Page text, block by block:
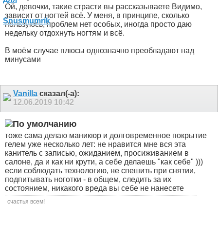
Ой, девочки, такие страсти вы рассказываете Видимо,
зависит от ногтей всё. У меня, в принципе, сколько
пользуюсь, проблем нет особых, иногда просто даю
недельку отдохнуть ногтям и всё.
В моём случае плюсы однозначно преобладают над
минусами
Vanilla сказал(-а):
12.06.2019 10:42
тоже сама делаю маникюр и долговременное покрытие
гелем уже несколько лет: не нравится мне вся эта
канитель с записью, ожиданием, просиживанием в
салоне, да и как ни крути, а себе делаешь "как себе" )))
если соблюдать технологию, не спешить при снятии,
подпитывать ноготки - в общем, следить за их
состоянием, никакого вреда вы себе не нанесете
счастья всем!